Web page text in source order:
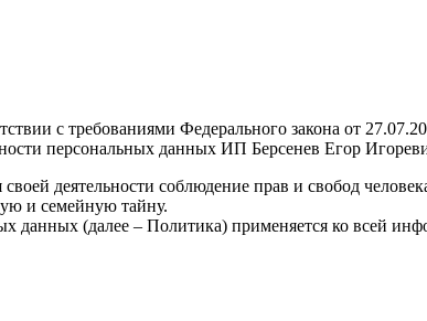
с требованиями Федерального закона от
персональных данных ИП Берсенев Егор
деятельности соблюдение прав и свобод
и семейную тайну.
данных (далее – Политика) применяется ко всей